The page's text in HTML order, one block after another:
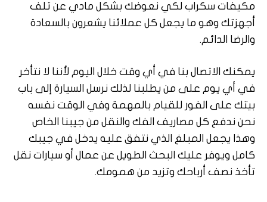
مكيفات سكراب لكي نعوضك بشكل مادي عن تلف
أجهزتك وهو ما يجعل كل عملائنا يشعرون بالسعادة
والرضا الدائم.
يمكنك الاتصال بنا في أي وقت خلال اليوم لأننا لا نتأخر
في أي يوم على من يطلبنا لذلك نرسل السيارة إلى باب
بيتك على الفور للقيام بالمهمة وفي الوقت نفسه
نحن ندفع كل مصاريف الفك والنقل من جيبنا الخاص
وهذا يجعل المبلغ الذي نتفق عليه يدخل في جيبك
كامل ويوفر عليك البحث الطويل عن عمال أو سيارات نقل
تأخذ نصف أرباحك وتزيد من همومك.